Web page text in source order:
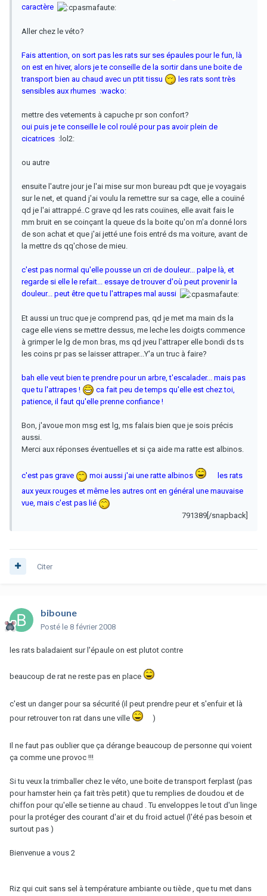
caractère
Aller chez le véto?
Fais attention, on sort pas les rats sur ses épaules pour le fun, là
on est en hiver, alors je te conseille de la sortir dans une boite de
transport bien au chaud avec un ptit tissu
les rats sont très
sensibles aux rhumes :wacko:
mettre des vetements à capuche pr son confort?
oui puis je te conseille le col roulé pour pas avoir plein de
cicatrices :lol2:
ou autre
ensuite l'autre jour je l'ai mise sur mon bureau pdt que je voyagais
sur le net, et quand j'ai voulu la remettre sur sa cage, elle a couïné
qd je l'ai attrappé..C grave qd les rats couïnes, elle avait fais le
mm bruit en se coinçant la queue ds la boite qu'on m'a donné lors
de son achat et que j'ai jetté une fois entré ds ma voiture, avant de
la mettre ds qq'chose de mieu.
c'est pas normal qu'elle pousse un cri de douleur... palpe là, et
regarde si elle le refait... essaye de trouver d'où peut provenir la
douleur... peut être que tu l'attrapes mal aussi
Et aussi un truc que je comprend pas, qd je met ma main ds la
cage elle viens se mettre dessus, me leche les doigts commence
à grimper le lg de mon bras, ms qd jveu l'attraper elle bondi ds ts
les coins pr pas se laisser attraper...Y'a un truc à faire?
bah elle veut bien te prendre pour un arbre, t'escalader... mais pas
que tu l'attrapes !
ca fait peu de temps qu'elle est chez toi,
patience, il faut qu'elle prenne confiance !
Bon, j'avoue mon msg est lg, ms falais bien que je sois précis
aussi.
Merci aux réponses éventuelles et si ça aide ma ratte est albinos.
c'est pas grave moi aussi j'ai une ratte albinos
les rats
aux yeux rouges et même les autres ont en général une mauvaise
vue, mais c'est pas lié
791389[/snapback]
Citer
biboune
Posté le 8 février 2008
les rats baladaient sur l'épaule on est plutot contre
beaucoup de rat ne reste pas en place
c'est un danger pour sa sécurité (il peut prendre peur et s'enfuir et là
pour retrouver ton rat dans une ville
)
Il ne faut pas oublier que ça dérange beaucoup de personne qui voient
ça comme une provoc !!!
Si tu veux la trimballer chez le véto, une boite de transport ferplast (pas
pour hamster hein ça fait très petit) que tu remplies de doudou et de
chiffon pour qu'elle se tienne au chaud . Tu enveloppes le tout d'un linge
pour la protéger des courant d'air et du froid actuel (l'été pas besoin et
surtout pas )
Bienvenue a vous 2
Riz qui cuit sans sel à température ambiante ou tiède , que tu met dans